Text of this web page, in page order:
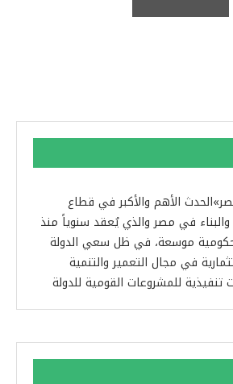
الأهم والأكبر في قطاع
والبناء في مصر والذي يُعقد سنوياً منذ
حكومية موسعة، في ظل سعي الدولة
في مجال التعمير والتنمية
تنفيذية للمشروعات القومية للدولة